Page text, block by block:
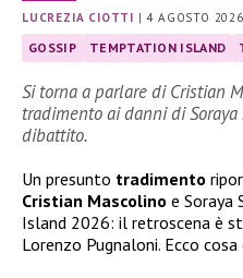
LUCREZIA CIOTTI |4 AGOSTO 2026
GOSSIP TEMPTATION ISLAND
Si torna a parlare di Cristian
tradimento ai danni di
dibattito.
Un presunto tradimento
Cristian Mascolino e Soraya
Island 2026: il retroscena è
Lorenzo Pugnaloni. Ecco cosa